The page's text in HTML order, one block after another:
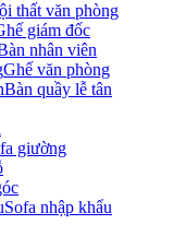
thất văn phòng
giám đốc
nhân viên
Ghế văn phòng
Bàn quầy lễ tân
giường
Sofa nhập khẩu